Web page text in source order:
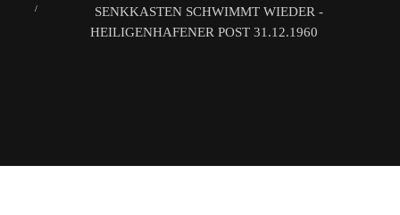
SENKKASTEN SCHWIMMT WIEDER -
HEILIGENHAFENER POST 31.12.1960